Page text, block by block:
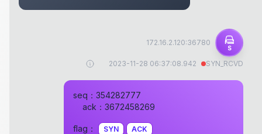
172.16.2.120:36780
S
2023-11-28 06:37:08.942 SYN_RCVD
seq： 354282777
ack： 3672458269
flag： SYN ACK